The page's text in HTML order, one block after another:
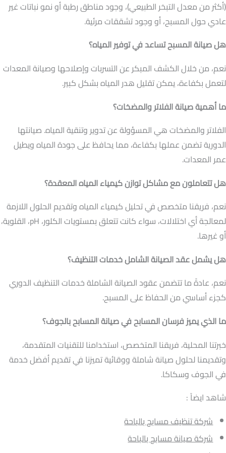
(أكثر من معدل التبخر الطبيعي)، وجود مناطق رطبة أو نمو نباتات غير
عادي حول المسبح، أو وجود تشققات مرئية.
هل صيانة المسبح تساعد في توفير المياه؟
نعم، من خلال الكشف المبكر عن التسربات وإصلاحها وصيانة المعدات
لتعمل بكفاءة، يمكن تقليل هدر المياه بشكل كبير.
ما أهمية صيانة الفلاتر والمضخات؟
الفلاتر والمضخات هي المسؤولة عن تدوير وتنقية المياه. صيانتها
الدورية تضمن عملها بكفاءة، مما يحافظ على جودة المياه ويطيل
عمر المعدات.
هل تتعاملون مع مشاكل توازن كيمياء المياه المعقدة؟
نعم، فريقنا متخصص في تحليل كيمياء المياه وتقديم الحلول اللازمة
لمعالجة أي اختلالات، سواء كانت تتعلق بمستويات الكلور، pH، القلوية،
أو غيرها.
هل يشمل عقد الصيانة الشامل خدمات التنظيف؟
نعم، عادةً ما تتضمن عقود الصيانة الشاملة خدمات التنظيف الدوري
كجزء أساسي من الحفاظ على المسبح.
ما الذي يميز فرسان المسابح في صيانة المسابح بالجوف؟
خبرتنا المحلية، فريقنا المتخصص، استخدامنا للتقنيات المتقدمة،
وتقديمنا لحلول صيانة شاملة ووقائية تميزنا في تقديم أفضل خدمة
في الجوف وسكاكا.
شاهد ايضاً :
شركة تنظيف مسابح بالباحة
شركة صيانة مسابح بالباحة